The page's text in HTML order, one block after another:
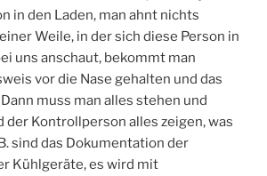
in den Laden, man ahnt nichts
Weile, in der sich diese Person in
uns anschaut, bekommt man
vor die Nase gehalten und das
muss man alles stehen und
der Kontrollperson alles zeigen, was
sind das Dokumentation der
Kühlgeräte, es wird mit